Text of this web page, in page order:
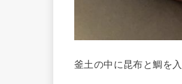
釜土の中に昆布と鯛を